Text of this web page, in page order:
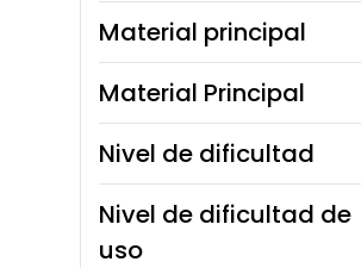
Batman
DC Comics
La Granja de Zenón
Naruto
Paw Patrol
Material principal
Plástico rígido
Plástico blando
Tela / Felpa
Goma / Silicona
Cartón / Papel
Material Principal
Plástico ABS
Textil
Nivel de dificultad
Fácil
Nivel de dificultad de
uso